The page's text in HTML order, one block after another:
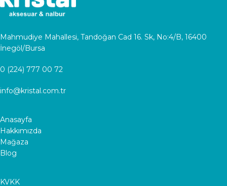
Mahmudiye Mahallesi, Tandoğan Cad 16. Sk, No:4/B, 16400
İnegöl/Bursa
0 (224) 777 00 72
info@kristal.com.tr
Anasayfa
Hakkımızda
Mağaza
Blog
KVKK